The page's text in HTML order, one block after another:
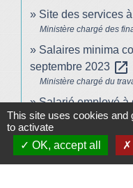
Site des services
Ministère chargé des
Salaires minima
septembre 2023 open_in_new
Ministère chargé du
Salarié employé à
personne : taux de
Urssaf
Indemnités
This site uses cookies and
to activate
OK, accept all